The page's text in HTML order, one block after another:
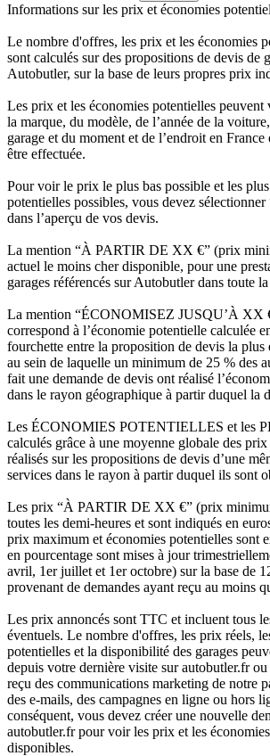
Informations sur les prix et économies
Le nombre d'offres, les prix et les économies
sont calculés sur des propositions de devis de
Autobutler, sur la base de leurs propres prix
Les prix et les économies potentielles
la marque, du modèle, de l’année de la
garage et du moment et de l’endroit en
être effectuée.
Pour voir le prix le plus bas possible et les
potentielles possibles, vous devez sélectionner
dans l’aperçu de vos devis.
La mention “À PARTIR DE XX €” (prix
actuel le moins cher disponible, pour une
garages référencés sur Autobutler dans toute
La mention “ÉCONOMISEZ JUSQU’À XX
correspond à l’économie potentielle calculée
fourchette entre la proposition de devis la plus
au sein de laquelle un minimum de 25 % des
fait une demande de devis ont réalisé
dans le rayon géographique à partir duquel la
Les ÉCONOMIES POTENTIELLES et les
calculés grâce à une moyenne globale des
réalisés sur les propositions de devis d’une
services dans le rayon à partir duquel ils sont
Les prix “À PARTIR DE XX €” (prix
toutes les demi-heures et sont indiqués en
prix maximum et économies potentielles sont
en pourcentage sont mises à jour
avril, 1er juillet et 1er octobre) sur la base de
provenant de demandes ayant reçu au moins
Les prix annoncés sont TTC et incluent tous
éventuels. Le nombre d'offres, les prix réels,
potentielles et la disponibilité des garages
depuis votre dernière visite sur autobutler.fr
reçu des communications marketing de notre
des e-mails, des campagnes en ligne ou hors
conséquent, vous devez créer une nouvelle
autobutler.fr pour voir les prix et les
disponibles.